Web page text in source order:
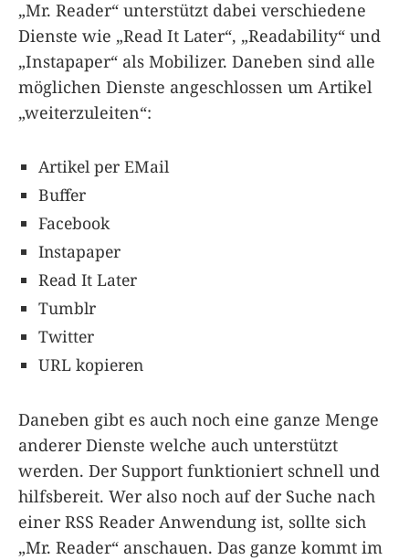
„Mr. Reader“ unterstützt dabei verschiedene
Dienste wie „Read It Later“, „Readability“ und
„Instapaper“ als Mobilizer. Daneben sind alle
möglichen Dienste angeschlossen um Artikel
„weiterzuleiten“:
Artikel per EMail
Buffer
Facebook
Instapaper
Read It Later
Tumblr
Twitter
URL kopieren
Daneben gibt es auch noch eine ganze Menge
anderer Dienste welche auch unterstützt
werden. Der Support funktioniert schnell und
hilfsbereit. Wer also noch auf der Suche nach
einer RSS Reader Anwendung ist, sollte sich
„Mr. Reader“ anschauen. Das ganze kommt im